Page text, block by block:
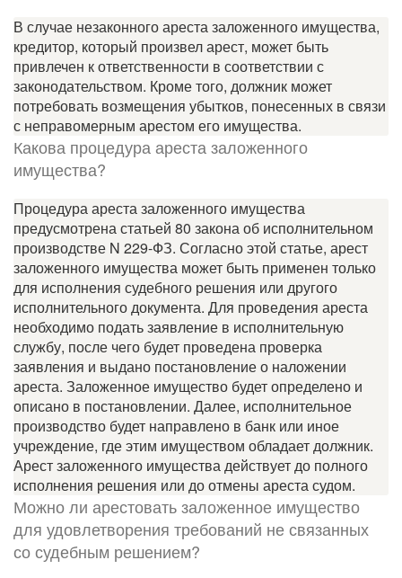
В случае незаконного ареста заложенного имущества,
кредитор, который произвел арест, может быть
привлечен к ответственности в соответствии с
законодательством. Кроме того, должник может
потребовать возмещения убытков, понесенных в связи
с неправомерным арестом его имущества.
Какова процедура ареста заложенного
имущества?
Процедура ареста заложенного имущества
предусмотрена статьей 80 закона об исполнительном
производстве N 229-ФЗ. Согласно этой статье, арест
заложенного имущества может быть применен только
для исполнения судебного решения или другого
исполнительного документа. Для проведения ареста
необходимо подать заявление в исполнительную
службу, после чего будет проведена проверка
заявления и выдано постановление о наложении
ареста. Заложенное имущество будет определено и
описано в постановлении. Далее, исполнительное
производство будет направлено в банк или иное
учреждение, где этим имуществом обладает должник.
Арест заложенного имущества действует до полного
исполнения решения или до отмены ареста судом.
Можно ли арестовать заложенное имущество
для удовлетворения требований не связанных
со судебным решением?